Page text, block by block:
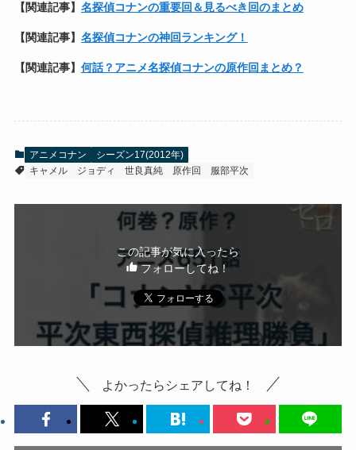
【関連記事】 名探偵コナンの重要回＆見るべき回のまとめ
【関連記事】 名探偵コナンの神回ランキング！
【関連記事】 何話？アニメ名探偵コナンの原作回まとめ？
アニメコナン
シーズン17(2012年)
キャメル
ジョディ 世良真純 原作回 服部平次
この記事が気に入ったら
フォローしてね！
よかったらシェアしてね！